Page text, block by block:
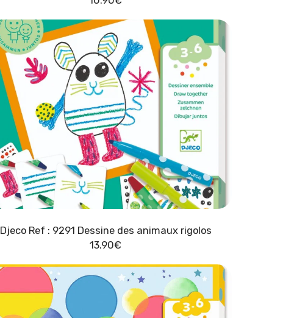
Djeco Ref : 9291 Dessine des animaux rigolos
13.90€